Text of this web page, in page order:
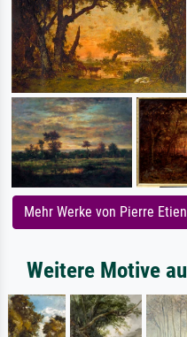
Mehr Werke von Pierre
Weitere Motive